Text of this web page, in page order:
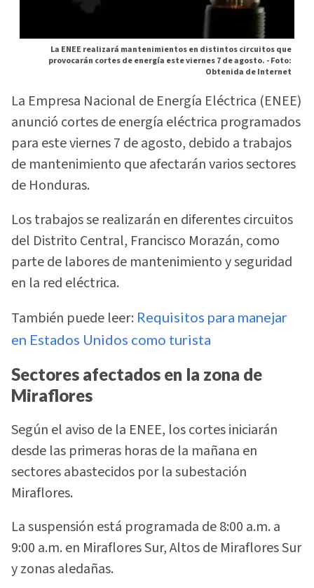
La ENEE realizará mantenimientos en distintos circuitos que
provocarán cortes de energía este viernes 7 de agosto. -Foto:
Obtenida de Internet
La Empresa Nacional de Energía Eléctrica (ENEE)
anunció cortes de energía eléctrica programados
para este viernes 7 de agosto, debido a trabajos
de mantenimiento que afectarán varios sectores
de Honduras.
Los trabajos se realizarán en diferentes circuitos
del Distrito Central, Francisco Morazán, como
parte de labores de mantenimiento y seguridad
en la red eléctrica.
También puede leer: Requisitos para manejar
en Estados Unidos como turista
Sectores afectados en la zona de
Miraflores
Según el aviso de la ENEE, los cortes iniciarán
desde las primeras horas de la mañana en
sectores abastecidos por la subestación
Miraflores.
La suspensión está programada de 8:00 a.m. a
9:00 a.m. en Miraflores Sur, Altos de Miraflores Sur
y zonas aledañas.